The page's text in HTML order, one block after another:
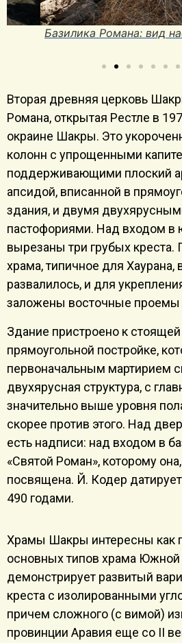
Базилика Романа: вид наоса
Вторая древняя церковь
Романа, открытая Рестле в
окраине Шакры. Это
колонн с упрощенными
поддерживающими плоский
апсидой, вписанной в
здания, и двумя
пастофориями. Над входом
вырезаны три грубых креста.
храма, типичное для Хаурана,
развалилось, и для
заложены восточные
Здание пристроено к
прямоугольной постройке,
первоначальным мартирием
двухярусная структура, с
значительно выше уровня
скорее против этого. Над
есть надписи: над входом в
«Святой Роман», которому
посвящена. Й. Кодер
490 годами.
Храмы Шакры интересны как
основных типов храма
демонстрирует развитый
креста с изолированными
причем сложного (с вимой)
провинции Аравия еще со II